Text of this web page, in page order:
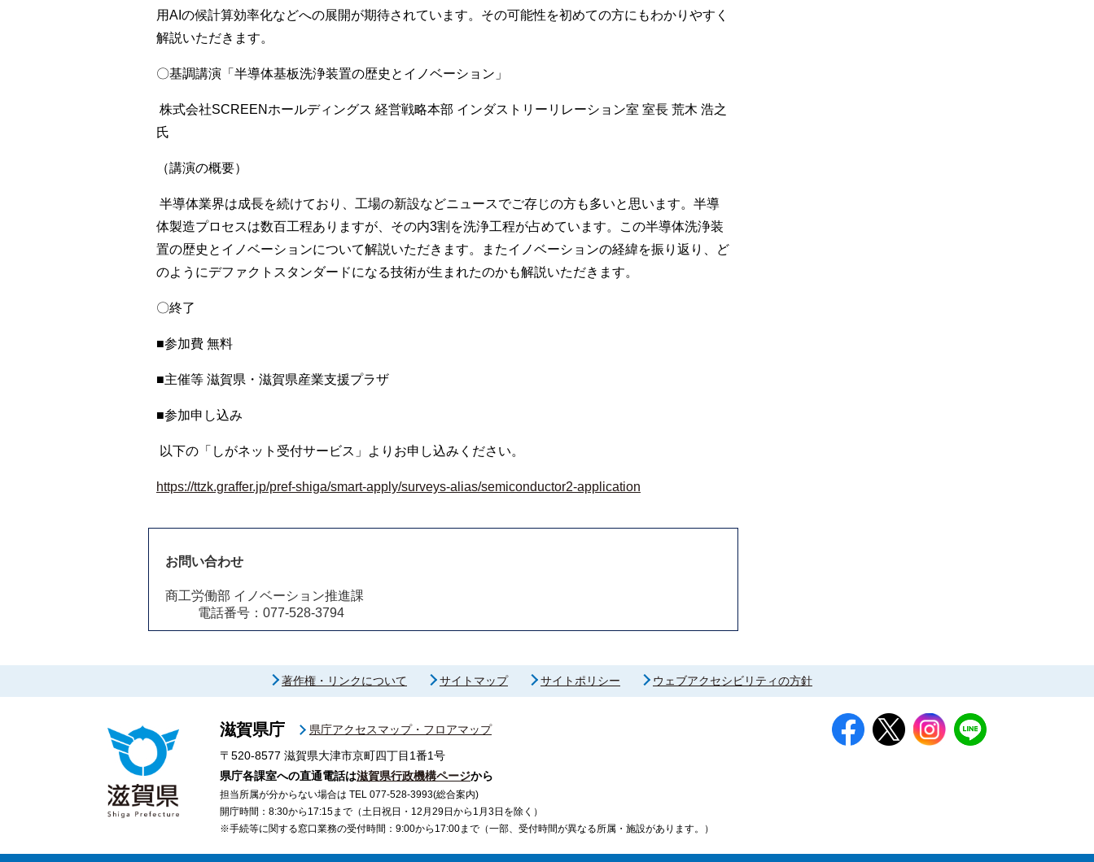
用AIの候計算効率化などへの展開が期待されています。その可能性を初めての方にもわかりやすく
解説いただきます。
〇基調講演「半導体基板洗浄装置の歴史とイノベーション」
株式会社SCREENホールディングス 経営戦略本部 インダストリーリレーション室 室長 荒木 浩之
氏
（講演の概要）
半導体業界は成長を続けており、工場の新設などニュースでご存じの方も多いと思います。半導
体製造プロセスは数百工程ありますが、その内3割を洗浄工程が占めています。この半導体洗浄装
置の歴史とイノベーションについて解説いただきます。またイノベーションの経緯を振り返り、ど
のようにデファクトスタンダードになる技術が生まれたのかも解説いただきます。
〇終了
■参加費 無料
■主催等 滋賀県・滋賀県産業支援プラザ
■参加申し込み
以下の「しがネット受付サービス」よりお申し込みください。
https://ttzk.graffer.jp/pref-shiga/smart-apply/surveys-alias/semiconductor2-application
お問い合わせ
商工労働部 イノベーション推進課
電話番号：077-528-3794
著作権・リンクについて サイトマップ サイトポリシー ウェブアクセシビリティの方針
滋賀県庁
県庁アクセスマップ・フロアマップ
〒520-8577 滋賀県大津市京町四丁目1番1号
県庁各課室への直通電話は滋賀県行政機構ページから
担当所属が分からない場合は TEL 077-528-3993(総合案内)
開庁時間：8:30から17:15まで（土日祝日・12月29日から1月3日を除く）
※手続等に関する窓口業務の受付時間：9:00から17:00まで（一部、受付時間が異なる所属・施設があります。）